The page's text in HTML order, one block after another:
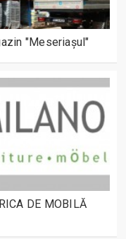
"Meseriașul"
DE MOBILĂ